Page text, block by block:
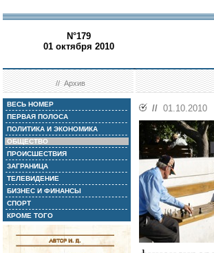
N°179
01 октября 2010
//Архив
ВЕСЬ НОМЕР
ПЕРВАЯ ПОЛОСА
ПОЛИТИКА И ЭКОНОМИКА
ОБЩЕСТВО
ПРОИСШЕСТВИЯ
ЗАГРАНИЦА
ТЕЛЕВИДЕНИЕ
БИЗНЕС И ФИНАНСЫ
СПОРТ
КРОМЕ ТОГО
// 01.10.2010